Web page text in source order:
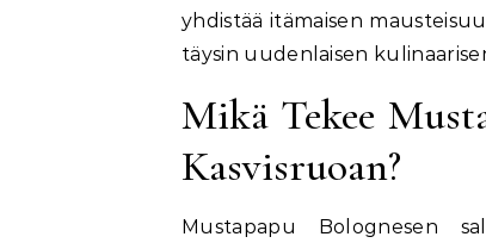
yhdistää itämaisen
täysin uudenlaisen
Mikä Tekee
Kasvisruoan?
Mustapapu Bolognesen